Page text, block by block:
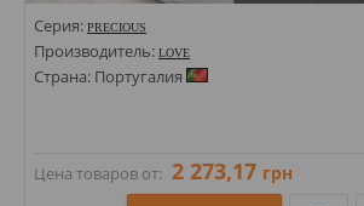
Серия: PRECIOUS
Производитель: LOVE
Страна: Португалия
Цена товаров от: 2 273,17 грн